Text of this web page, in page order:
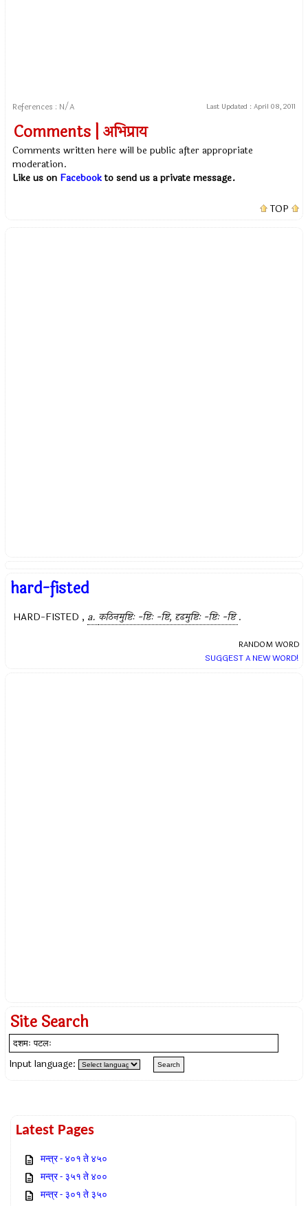
References : N/A Last Updated : April 08, 2011
Comments | अभिप्राय
Comments written here will be public after appropriate
moderation.
Like us on Facebookto send us a private message.
TOP
hard-fisted
HARD-FISTED , a. कठिनमुष्टिः -ष्टिः -ष्टि, दृढमुष्टिः -ष्टिः -ष्टि .
RANDOM WORD
SUGGEST A NEW WORD!
Site Search
Input language:
Latest Pages
मन्त्र - ४०१ ते ४५०
मन्त्र - ३५१ ते ४००
मन्त्र - ३०१ ते ३५०